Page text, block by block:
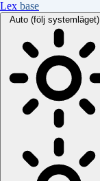
Lex base
Auto (följ systemläget)